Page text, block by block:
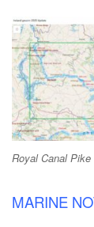
Royal Canal
MARINE